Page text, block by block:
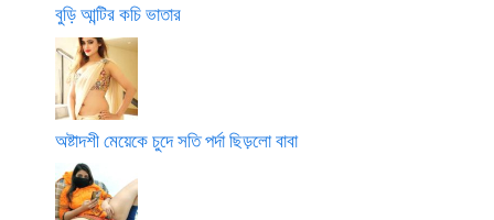
বুড়ি আন্টির কচি ভাতার
অষ্টাদশী মেয়েকে চুদে সতি পর্দা ছিড়লো বাবা